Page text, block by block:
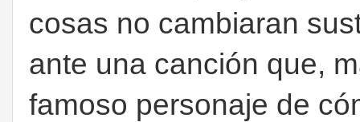
cosas no cambiaran
ante una canción que,
famoso personaje de